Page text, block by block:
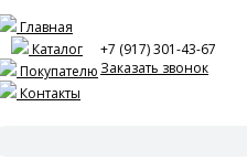
Главная
Каталог
Покупателю
Контакты
+7 (917) 301-43-67
Заказать звонок